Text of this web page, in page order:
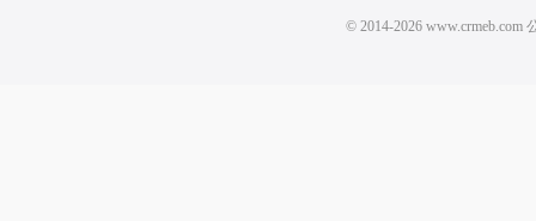
© 2014-2026